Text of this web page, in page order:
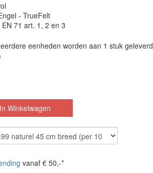
- TrueFelt
71 art. 1, 2 en 3
eenheden worden aan 1 stuk geleverd
vanaf € 50,-*